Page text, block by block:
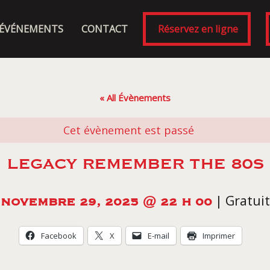
ÉVÉNEMENTS CONTACT Réservez en ligne
« All Évènements
Cet évènement est passé
LEGACY REMEMBER THE 80S
NOVEMBRE 29, 2025 @ 22 H 00 | Gratuit
Facebook X E-mail Imprimer